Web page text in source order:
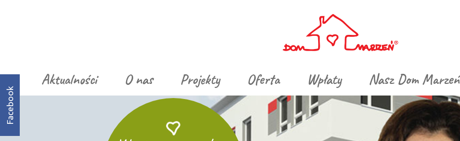
Facebook
Aktualności O nas Projekty Oferta Wpłaty Nasz Dom Marzeń